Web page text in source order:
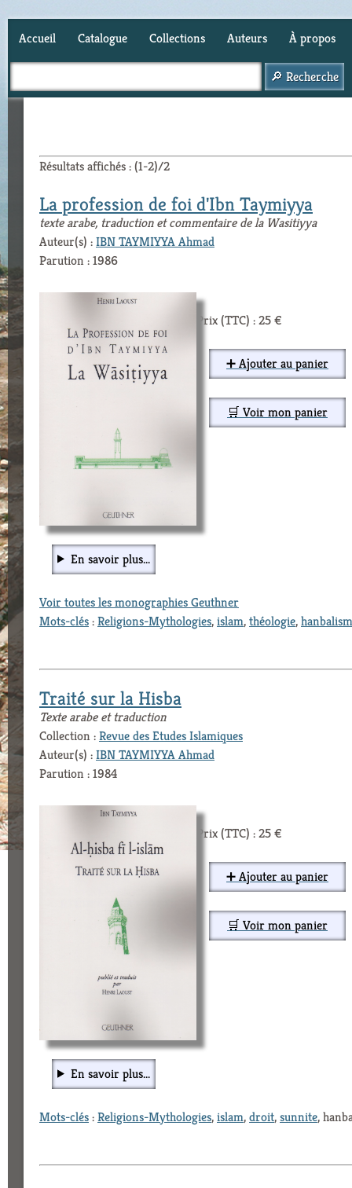
Accueil Catalogue Collections Auteurs À propos
Résultats affichés : (1-2)/2
La profession de foi d'Ibn Taymiyya
texte arabe, traduction et commentaire de la Wasitiyya
Auteur(s) :IBN TAYMIYYA Ahmad
Parution : 1986
Prix (TTC) : 25 €
➕ Ajouter au panier
🛒 Voir mon panier
En savoir plus...
Voir toutes les monographies Geuthner
Mots-clés:Religions-Mythologies,islam,théologie,
Traité sur la Hisba
Texte arabe et traduction
Collection :Revue des Etudes Islamiques
Auteur(s) :IBN TAYMIYYA Ahmad
Parution : 1984
Prix (TTC) : 25 €
➕ Ajouter au panier
🛒 Voir mon panier
En savoir plus...
Mots-clés:Religions-Mythologies,islam,droit,sunnite,